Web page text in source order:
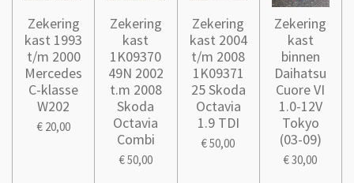
Zekering
kast 1993
t/m 2000
Mercedes
C-klasse
W202
€ 20,00
Zekering
kast
1K09370
49N 2002
t.m 2008
Skoda
Octavia
Combi
€ 50,00
Zekering
kast 2004
t/m 2008
1K09371
25 Skoda
Octavia
1.9 TDI
€ 50,00
Zekering
kast
binnen
Daihatsu
Cuore VI
1.0-12V
Tokyo
(03-09)
€ 30,00